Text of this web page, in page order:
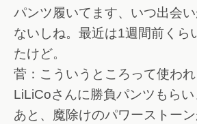
パンツ履いてます、いつ出会
ないしね。最近は1週間前くら
たけど。
菅：こういうところって使わ
LiLiCoさんに勝負パンツもら
あと、魔除けのパワーストー